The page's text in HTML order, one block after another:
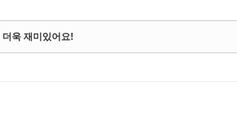
욱 재미있어요!